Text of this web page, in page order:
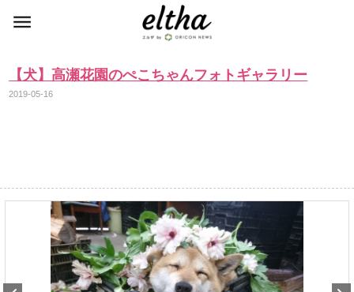
【犬】高瀬花園のぺこちゃんフォトギャラリー
2019-05-16